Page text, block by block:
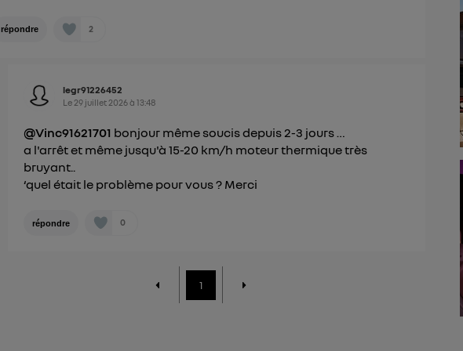
répondre 2
legr91226452
Le 29 juillet 2026à13:48
@Vinc91621701 bonjour même soucis depuis 2-3 jours …
a l'arrêt et même jusqu'à 15-20 km/h moteur thermique très
bruyant..
‘quel était le problème pour vous ? Merci
répondre 0
1